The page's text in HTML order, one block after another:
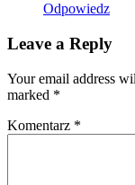
Odpowiedz
Leave a Reply
Your email address
marked *
Komentarz *